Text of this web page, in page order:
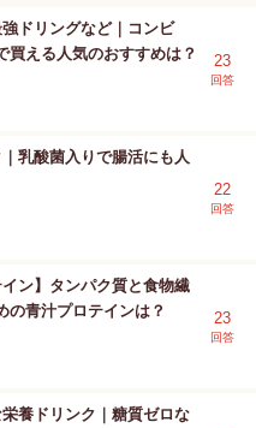
ドリングなど｜コンビ
買える人気のおすすめは？
23
回答
乳酸菌入りで腸活にも人
22
回答
イン】タンパク質と食物繊
の青汁プロテインは？
23
回答
養ドリンク｜糖質ゼロな